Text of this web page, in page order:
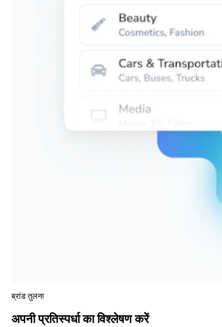
ब्रांड तुलना
अपनी प्रतिस्पर्धा का विश्लेषण करें